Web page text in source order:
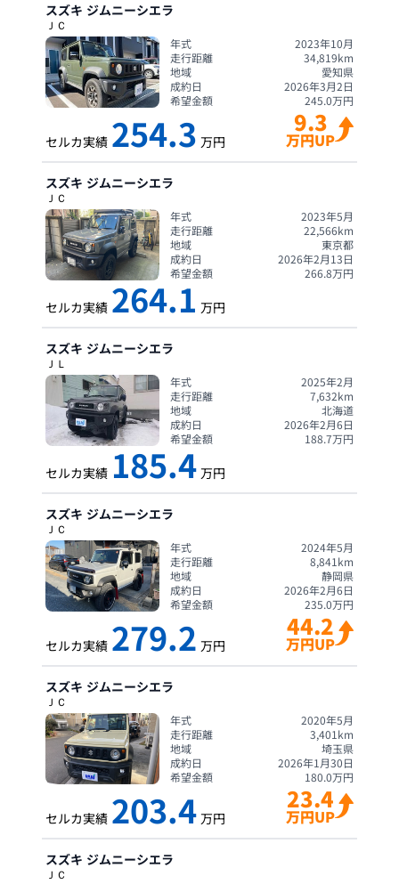
スズキ ジムニーシエラ
ＪＣ
年式
2023年10月
走行距離
34,819km
地域
愛知県
成約日
2026年3月2日
希望金額
245.0万円
セルカ実績 254.3 万円
9.3
万円UP
スズキ ジムニーシエラ
ＪＣ
年式
2023年5月
走行距離
22,566km
地域
東京都
成約日
2026年2月13日
希望金額
266.8万円
セルカ実績 264.1 万円
スズキ ジムニーシエラ
ＪＬ
年式
2025年2月
走行距離
7,632km
地域
北海道
成約日
2026年2月6日
希望金額
188.7万円
セルカ実績 185.4 万円
スズキ ジムニーシエラ
ＪＣ
年式
2024年5月
走行距離
8,841 km
地域
静岡県
成約日
2026年2月6日
希望金額
235.0万円
セルカ実績 279.2 万円
44.2
万円UP
スズキ ジムニーシエラ
ＪＣ
年式
2020年5月
走行距離
3,401 km
地域
埼玉県
成約日
2026年1月30日
希望金額
180.0万円
セルカ実績 203.4 万円
23.4
万円UP
スズキ ジムニーシエラ
ＪＣ